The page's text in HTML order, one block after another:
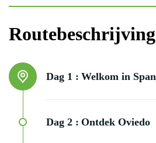
Routebeschrijving
Dag 1 : Welkom in
Dag 2 : Ontdek Oviedo